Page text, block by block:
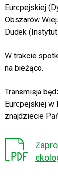
Europejskiej
Obszarów
Dudek
W trakcie
na bieżąco.
Transmisja
Europejskiej w
znajdziecie